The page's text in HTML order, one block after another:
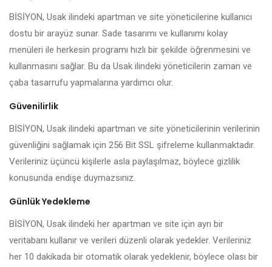
BİSİYON, Usak ilindeki apartman ve site yöneticilerine kullanıcı
dostu bir arayüz sunar. Sade tasarımı ve kullanımı kolay
menüleri ile herkesin programı hızlı bir şekilde öğrenmesini ve
kullanmasını sağlar. Bu da Usak ilindeki yöneticilerin zaman ve
çaba tasarrufu yapmalarına yardımcı olur.
Güvenilirlik
BİSİYON, Usak ilindeki apartman ve site yöneticilerinin verilerinin
güvenliğini sağlamak için 256 Bit SSL şifreleme kullanmaktadır.
Verileriniz üçüncü kişilerle asla paylaşılmaz, böylece gizlilik
konusunda endişe duymazsınız.
Günlük Yedekleme
BİSİYON, Usak ilindeki her apartman ve site için ayrı bir
veritabanı kullanır ve verileri düzenli olarak yedekler. Verileriniz
her 10 dakikada bir otomatik olarak yedeklenir, böylece olası bir